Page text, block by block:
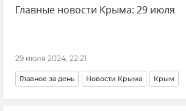
Главные новости Крыма: 29 июля
29 июля 2024, 22:21
Главное за день Новости Крыма Крым
Общество Новости